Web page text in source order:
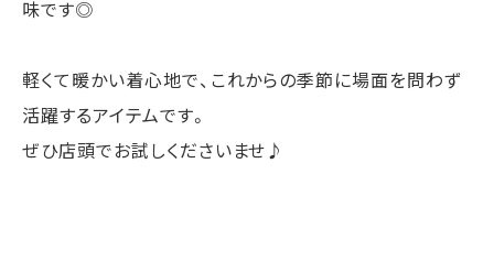
味です◎
軽くて暖かい着心地で、これからの季節に場面を問わず
活躍するアイテムです。
ぜひ店頭でお試しくださいませ♪